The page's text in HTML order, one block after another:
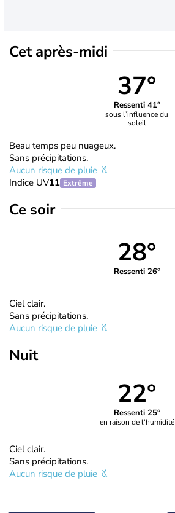
Cet après-midi
37°
Ressenti 41°
sous l’influence du
soleil
Beau temps peu nuageux.
Sans précipitations.
Aucun risque de pluie
Indice UV11 Extrême
Ce soir
28°
Ressenti 26°
Ciel clair.
Sans précipitations.
Aucun risque de pluie
Nuit
22°
Ressenti 25°
en raison de l'humidité
Ciel clair.
Sans précipitations.
Aucun risque de pluie